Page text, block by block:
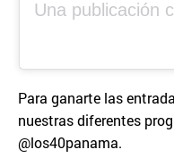
Para ganarte las
nuestras diferentes
@los40panama.